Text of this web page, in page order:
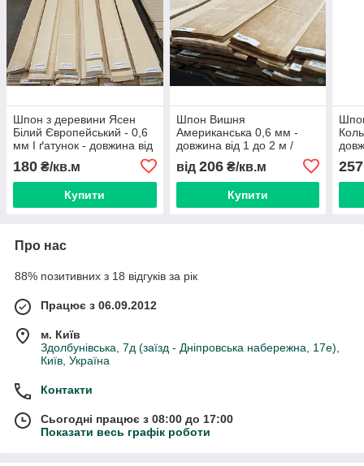
Шпон з деревини Ясен
Білий Європейський - 0,6
мм I ґатунок - довжина від
2,1 до 3.80 м / ширина від
10 см+
180 ₴/кв.м
Купити
Шпон Вишня
Американська 0,6 мм -
довжина від 1 до 2 м /
ґатунок)
від 206₴/кв.м
Купити
257
Про нас
88% позитивних з 18 відгуків за рік
Працює з 06.09.2012
м. Київ
Здолбунівська, 7д (заїзд - Дніпровська набережна, 17е),
Київ, Україна
Контакти
Сьогодні працює з 08:00 до 17:00
Показати весь графік роботи